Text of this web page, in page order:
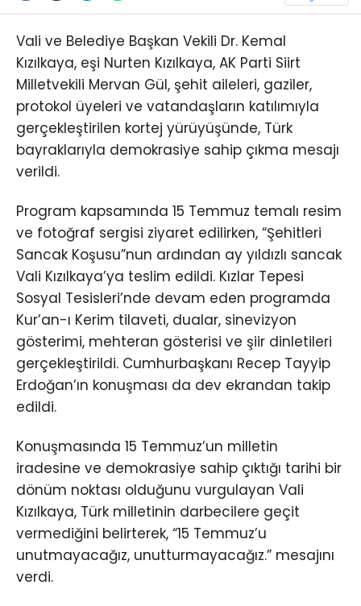
Vali ve Belediye Başkan Vekili Dr. Kemal
Kızılkaya, eşi Nurten Kızılkaya, AK Parti Siirt
Milletvekili Mervan Gül, şehit aileleri, gaziler,
protokol üyeleri ve vatandaşların katılımıyla
gerçekleştirilen kortej yürüyüşünde, Türk
bayraklarıyla demokrasiye sahip çıkma mesajı
verildi.
Program kapsamında 15 Temmuz temalı resim
ve fotoğraf sergisi ziyaret edilirken, “Şehitleri
Sancak Koşusu”nun ardından ay yıldızlı sancak
Vali Kızılkaya’ya teslim edildi. Kızlar Tepesi
Sosyal Tesisleri’nde devam eden programda
Kur’an-ı Kerim tilaveti, dualar, sinevizyon
gösterimi, mehteran gösterisi ve şiir dinletileri
gerçekleştirildi. Cumhurbaşkanı Recep Tayyip
Erdoğan’ın konuşması da dev ekrandan takip
edildi.
Konuşmasında 15 Temmuz’un milletin
iradesine ve demokrasiye sahip çıktığı tarihi bir
dönüm noktası olduğunu vurgulayan Vali
Kızılkaya, Türk milletinin darbecilere geçit
vermediğini belirterek, “15 Temmuz’u
unutmayacağız, unutturmayacağız.” mesajını
verdi.